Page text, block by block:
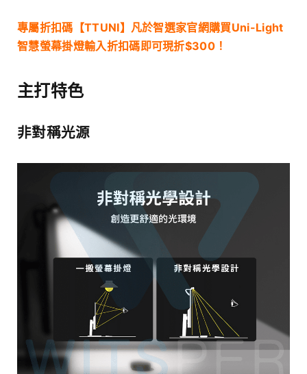
專屬折扣碼【TTUNI】凡於智選家官網購買Uni-Light
智慧螢幕掛燈輸入折扣碼即可現折$300！
主打特色
非對稱光源